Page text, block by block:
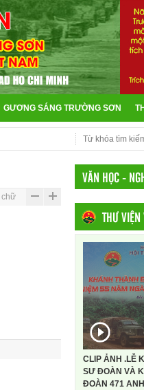
GƯƠNG SÁNG TRƯỜNG SƠN
VĂN HỌC -
THƯ VIỆN
CLIP ẢNH .LỄ
SƯ ĐOÀN VÀ
ĐOÀN 471